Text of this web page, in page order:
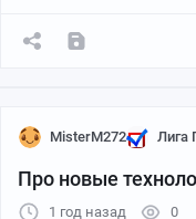
MisterM272 Лига
Про новые
1 год назад 0